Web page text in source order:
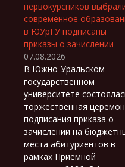
первокурсников
современное
в ЮУрГУ подписаны
приказы о зачислении
07.08.2026
В Южно-Уральском
государственном
университете
торжественная
подписания приказа о
зачислении на
места абитуриентов в
рамках Приемной